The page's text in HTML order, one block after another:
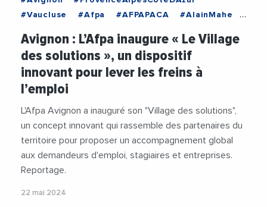
#Vaucluse
#Afpa #AFPAPACA
#AlainMahe
#FormationProfessionnelle
#Insertion
#Videos
Avignon : L’Afpa inaugure « Le Village
des solutions », un dispositif
innovant pour lever les freins à
l’emploi
L'Afpa Avignon a inauguré son "Village des solutions",
un concept innovant qui rassemble des partenaires du
territoire pour proposer un accompagnement global
aux demandeurs d'emploi, stagiaires et entreprises.
Reportage.
22 mai 2024